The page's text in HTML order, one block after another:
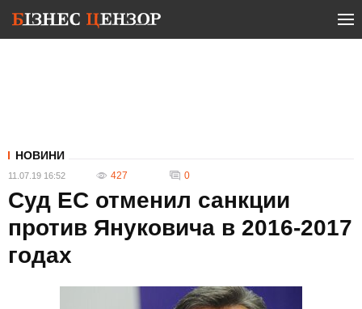
НОВИНИ
11.07.19 16:52 427 0
Суд ЕС отменил санкции
против Януковича в 2016-2017
годах